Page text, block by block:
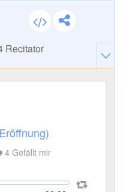
Recitator
4Gefällt mir